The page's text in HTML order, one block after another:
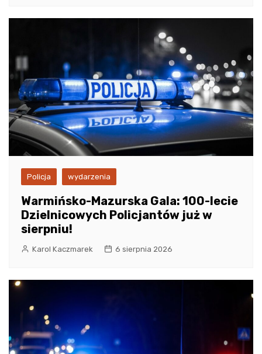
Policja wydarzenia
Warmińsko-Mazurska Gala: 100-lecie
Dzielnicowych Policjantów już w
sierpniu!
Karol Kaczmarek 6 sierpnia 2026